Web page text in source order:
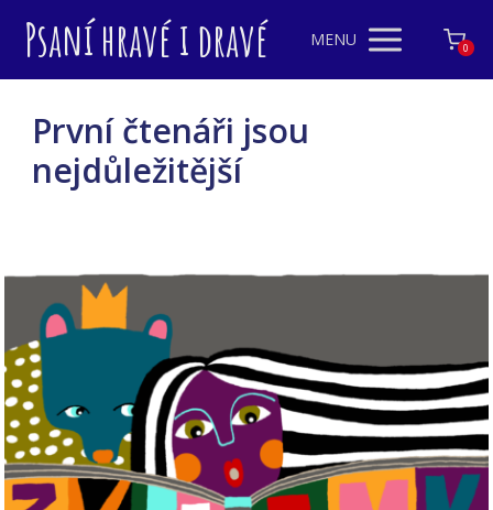
Psaní hravé i dravé MENU 0
První čtenáři jsou
nejdůležitější